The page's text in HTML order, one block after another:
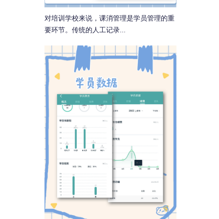
对培训学校来说，课消管理是学员管理的重
要环节。传统的人工记录...